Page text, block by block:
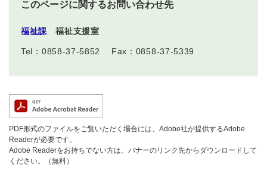
このページに関するお問い合わせ先
福祉課 福祉支援室
Tel：0858-37-5852 Fax：0858-37-5339
PDF形式のファイルをご覧いただく場合には、Adobe社が提供するAdobe
Readerが必要です。
Adobe Readerをお持ちでない方は、バナーのリンク先からダウンロードして
ください。（無料）